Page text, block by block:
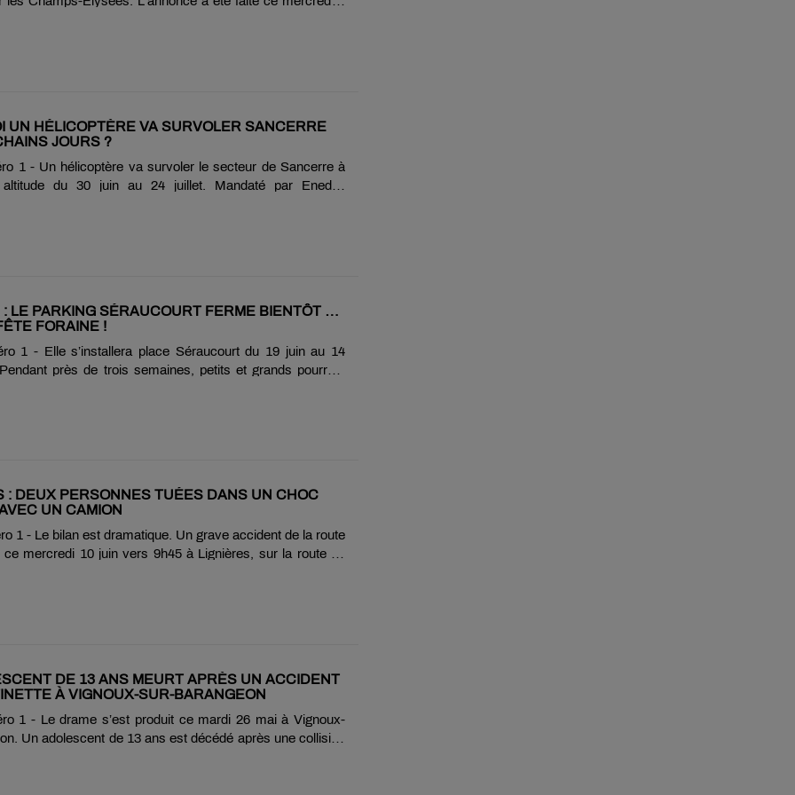
UN HÉLICOPTÈRE VA SURVOLER SANCERRE
JOURS ?
1 - Un hélicoptère va survoler le secteur de Sancerre à
du 30 juin au 24 juillet. Mandaté par Enedis,
: LE PARKING SÉRAUCOURT FERME BIENTÔT …
FORAINE !
1 - Elle s’installera place Séraucourt du 19 juin au 14
près de trois semaines, petits et grands pourront
: DEUX PERSONNES TUÉES DANS UN CHOC
UN CAMION
1 - Le bilan est dramatique. Un grave accident de la route
ce mercredi 10 juin vers 9h45 à Lignières, sur la route de
DE 13 ANS MEURT APRÈS UN ACCIDENT
À VIGNOUX-SUR-BARANGEON
1 - Le drame s’est produit ce mardi 26 mai à Vignoux-
Un adolescent de 13 ans est décédé après une collision